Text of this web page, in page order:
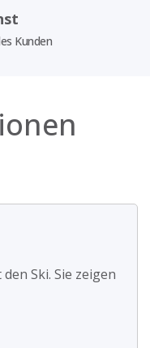
Kunden
Ski. Sie zeigen